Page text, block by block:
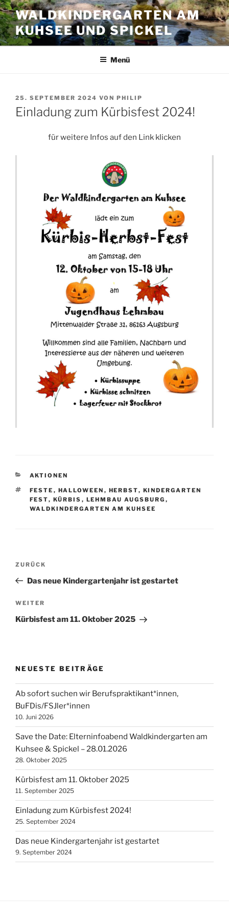
Zum
Inhalt
springen
WALDKINDERGARTEN AM
KUHSEE UND SPICKEL
Menü
VERÖFFENTLICHT
AM
25. SEPTEMBER 2024 VON PHILIP
Einladung zum Kürbisfest 2024!
für weitere Infos auf den Link klicken
KATEGORIEN
AKTIONEN
SCHLAGWÖRTER
FESTE , HALLOWEEN , HERBST, KINDERGARTEN
FEST, KÜRBIS , LEHMBAU AUGSBURG ,
WALDKINDERGARTEN AM KUHSEE
Beitragsnavigation
Vorheriger
Beitrag
ZURÜCK
Das neue Kindergartenjahr ist gestartet
Nächster
Beitrag
WEITER
Kürbisfest am 11. Oktober 2025
NEUESTE BEITRÄGE
Ab sofort suchen wir Berufspraktikant*innen,
BuFDis/FSJler*innen
10. Juni 2026
Save the Date: Elterninfoabend Waldkindergarten am
Kuhsee & Spickel – 28.01.2026
28. Oktober 2025
Kürbisfest am 11. Oktober 2025
11. September 2025
Einladung zum Kürbisfest 2024!
25. September 2024
Das neue Kindergartenjahr ist gestartet
9. September 2024